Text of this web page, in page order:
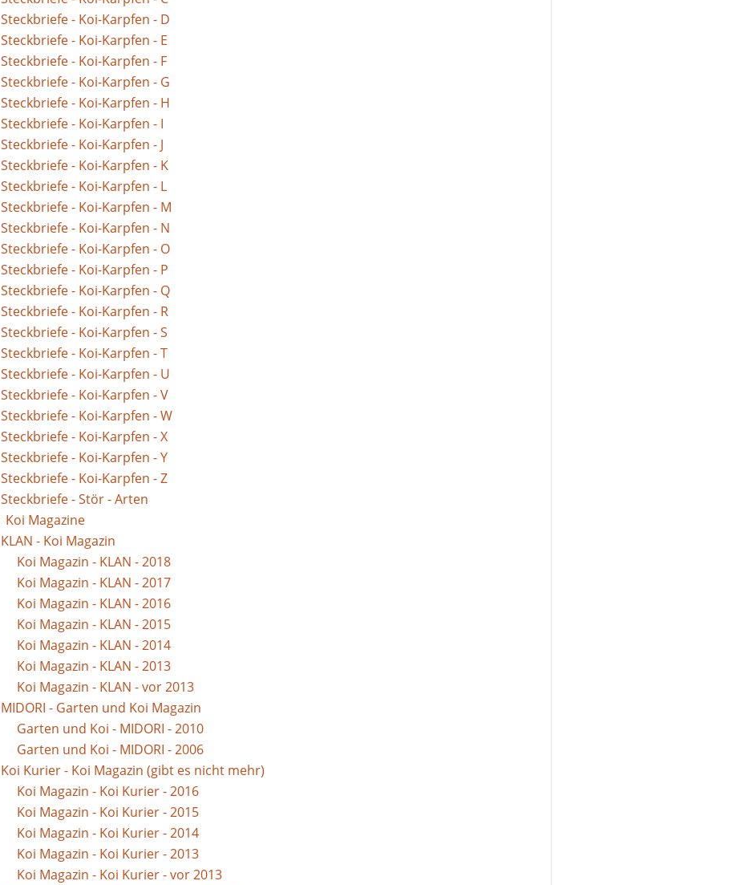
Steckbriefe - Koi-Karpfen - D
Steckbriefe - Koi-Karpfen - E
Steckbriefe - Koi-Karpfen - F
Steckbriefe - Koi-Karpfen - G
Steckbriefe - Koi-Karpfen - H
Steckbriefe - Koi-Karpfen - I
Steckbriefe - Koi-Karpfen - J
Steckbriefe - Koi-Karpfen - K
Steckbriefe - Koi-Karpfen - L
Steckbriefe - Koi-Karpfen - M
Steckbriefe - Koi-Karpfen - N
Steckbriefe - Koi-Karpfen - O
Steckbriefe - Koi-Karpfen - P
Steckbriefe - Koi-Karpfen - Q
Steckbriefe - Koi-Karpfen - R
Steckbriefe - Koi-Karpfen - S
Steckbriefe - Koi-Karpfen - T
Steckbriefe - Koi-Karpfen - U
Steckbriefe - Koi-Karpfen - V
Steckbriefe - Koi-Karpfen - W
Steckbriefe - Koi-Karpfen - X
Steckbriefe - Koi-Karpfen - Y
Steckbriefe - Koi-Karpfen - Z
Steckbriefe - Stör - Arten
Koi Magazine
KLAN - Koi Magazin
Koi Magazin - KLAN - 2018
Koi Magazin - KLAN - 2017
Koi Magazin - KLAN - 2016
Koi Magazin - KLAN - 2015
Koi Magazin - KLAN - 2014
Koi Magazin - KLAN - 2013
Koi Magazin - KLAN - vor 2013
MIDORI - Garten und Koi Magazin
Garten und Koi - MIDORI - 2010
Garten und Koi - MIDORI - 2006
Koi Kurier - Koi Magazin (gibt es nicht mehr)
Koi Magazin - Koi Kurier - 2016
Koi Magazin - Koi Kurier - 2015
Koi Magazin - Koi Kurier - 2014
Koi Magazin - Koi Kurier - 2013
Koi Magazin - Koi Kurier - vor 2013